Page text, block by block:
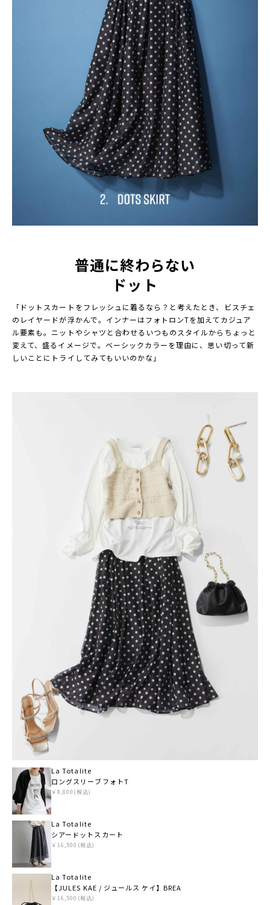
普通に終わらない
ドット
「ドットスカートをフレッシュに着るなら？と考えたとき、ビスチェ
のレイヤードが浮かんで。インナーはフォトロンTを加えてカジュア
ル要素も。ニットやシャツと合わせるいつものスタイルからちょっと
変えて、盛るイメージで。ベーシックカラーを理由に、思い切って新
しいことにトライしてみてもいいのかな」
La Totalite
ロングスリーブフォトT
￥8,800(税込)
La Totalite
シアードットスカート
￥16,500(税込)
La Totalite
【JULES KAE / ジュールス ケイ】BREA
￥16,500(税込)